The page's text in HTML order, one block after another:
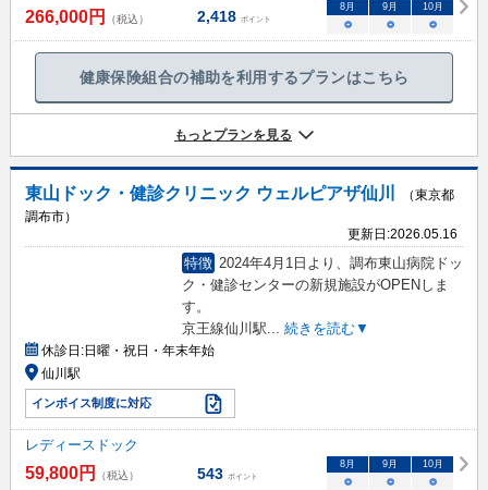
266,000円 （税込） 2,418 ポイント
8月 9月 10月
○ ○ ○
健康保険組合の補助を利用するプランはこちら
もっとプランを見る
東山ドック・健診クリニック ウェルピアザ仙川
（東京都
調布市）
更新日:2026.05.16
特徴 2024年4月1日より、調布東山病院ドッ
ク・健診センターの新規施設がOPENしま
す。
京王線仙川駅
続きを読む▼
休診日:日曜・祝日・年末年始
仙川駅
インボイス制度に対応
レディースドック
59,800円 （税込） 543 ポイント
8 月 9 月 10月
○ ○ ○